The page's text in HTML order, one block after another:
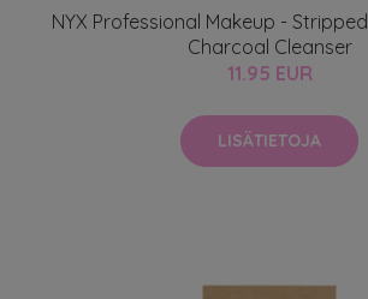
NYX Professional Makeup -
Charcoal Cleanser
11.95 EUR
LISÄTIETOJA